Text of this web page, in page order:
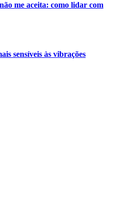
me aceita: como lidar com
sensíveis às vibrações